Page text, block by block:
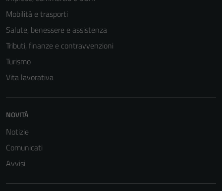
Mobilità e trasporti
Salute, benessere e assistenza
Tributi, finanze e contravvenzioni
Turismo
Vita lavorativa
NOVITÀ
Notizie
Comunicati
Avvisi